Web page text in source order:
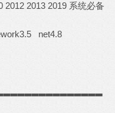
2012 2013 2019 系统必备
net4.8